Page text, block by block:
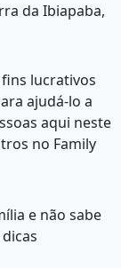
da Ibiapaba,
lucrativos
ajudá-lo a
aqui neste
no Family
e não sabe